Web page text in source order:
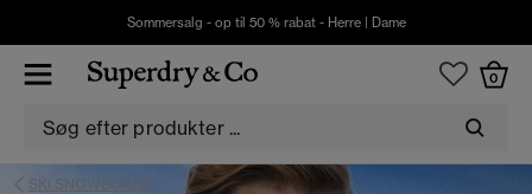
Sommersalg - op til 50 % rabat - Herre| Dame
0
SKI SNOWBOARD